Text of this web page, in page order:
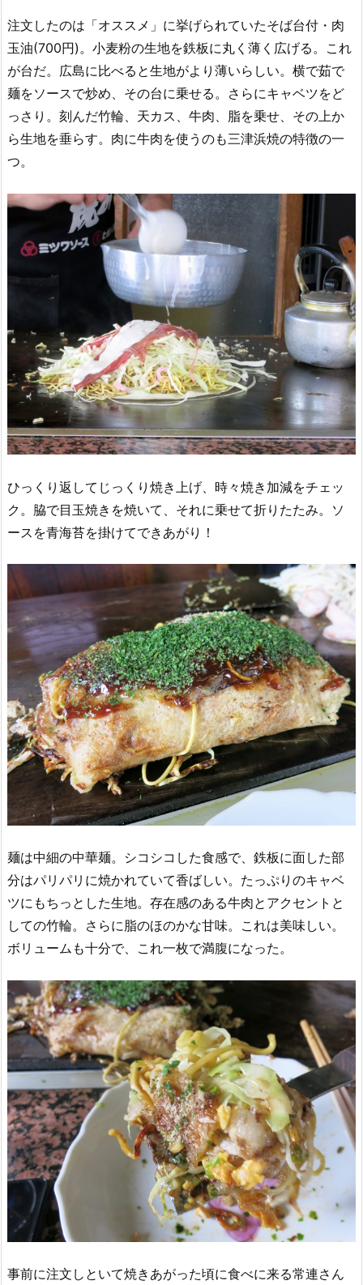
注文したのは「オススメ」に挙げられていたそば台付・肉
玉油(700円)。小麦粉の生地を鉄板に丸く薄く広げる。これ
が台だ。広島に比べると生地がより薄いらしい。横で茹で
麺をソースで炒め、その台に乗せる。さらにキャベツをど
っさり。刻んだ竹輪、天カス、牛肉、脂を乗せ、その上か
ら生地を垂らす。肉に牛肉を使うのも三津浜焼の特徴の一
つ。
ひっくり返してじっくり焼き上げ、時々焼き加減をチェッ
ク。脇で目玉焼きを焼いて、それに乗せて折りたたみ。ソ
ースを青海苔を掛けてできあがり！
麺は中細の中華麺。シコシコした食感で、鉄板に面した部
分はパリパリに焼かれていて香ばしい。たっぷりのキャベ
ツにもちっとした生地。存在感のある牛肉とアクセントと
しての竹輪。さらに脂のほのかな甘味。これは美味しい。
ボリュームも十分で、これ一枚で満腹になった。
事前に注文しといて焼きあがった頃に食べに来る常連さん